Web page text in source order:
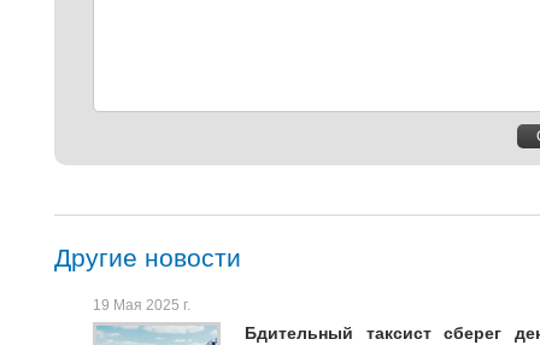
Другие новости
19 Мая 2025 г.
Бдительный таксист сберег